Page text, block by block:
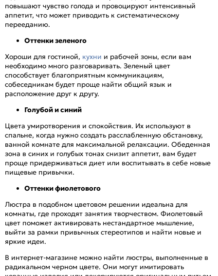
повышают чувство голода и провоцируют интенсивный
аппетит, что может приводить к систематическому
перееданию.
Оттенки зеленого
Хороши для гостиной, кухни и рабочей зоны, если вам
необходимо много разговаривать. Зеленый цвет
способствует благоприятным коммуникациям,
собеседникам будет проще найти общий язык и
расположение друг к другу.
Голубой и синий
Цвета умиротворения и спокойствия. Их используют в
спальне, когда нужно создать расслабленную обстановку,
ванной комнате для максимальной релаксации. Обеденная
зона в синих и голубых тонах снизит аппетит, вам будет
проще придерживаться диет или воспитывать в себе новые
пищевые привычки.
Оттенки фиолетового
Люстра в подобном цветовом решении идеальна для
комнаты, где проходят занятия творчеством. Фиолетовый
цвет поможет активировать нестандартное мышление,
выйти за рамки привычных стереотипов и найти новые и
яркие идеи.
В интернет-магазине можно найти люстры, выполненные в
радикальном черном цвете. Они могут имитировать